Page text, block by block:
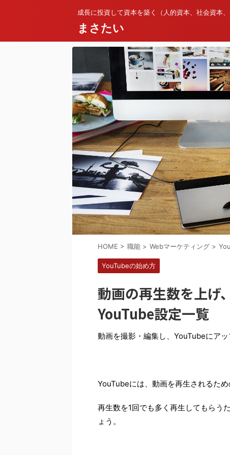
成長に投資して資本を築く（人的資本、社会資本、
まさたい
HOME > 職能 > Webマーケティング >
YouTubeの始め方
動画の再生数を上げ
YouTube設定一覧
動画を撮影・編集し、YouTubeにアッ
YouTubeには、動画を再生されるた
再生数を1回でも多く再生してもらう
ょう。